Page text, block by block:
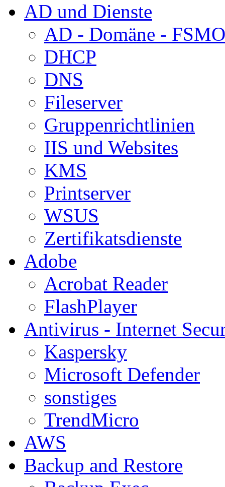
AD und Dienste
AD - Domäne - FSMO
DHCP
DNS
Fileserver
Gruppenrichtlinien
IIS und Websites
KMS
Printserver
WSUS
Zertifikatsdienste
Adobe
Acrobat Reader
FlashPlayer
Antivirus - Internet
Kaspersky
Microsoft Defender
sonstiges
TrendMicro
AWS
Backup and Restore